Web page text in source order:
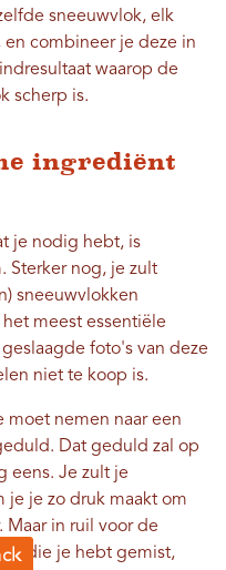
sneeuwvlok, elk
combineer je deze in
waarop de
scherp is.
ingrediënt
je nodig hebt, is
Sterker nog, je zult
sneeuwvlokken
meest essentiële
foto's van deze
niet te koop is.
moet nemen naar een
Dat geduld zal op
eens. Je zult je
je je zo druk maakt om
in ruil voor de
die je hebt gemist,